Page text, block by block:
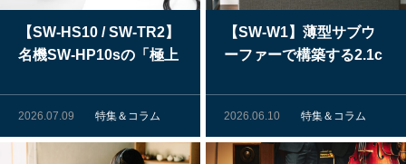
【SW-HS10 / SW-TR2】
名機SW-HP10sの「極上
セット
2026.07.09 特集＆コラム
【SW-W1】薄型サブウ
ーファーで構築する2.1c
2026.06.10 特集＆コラム